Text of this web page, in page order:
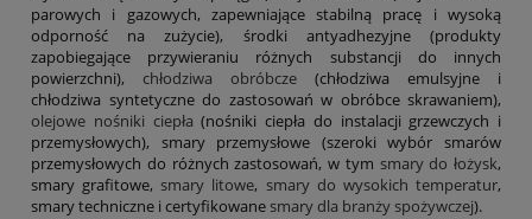
parowych i gazowych, zapewniające stabilną pracę i wysoką
odporność na zużycie), środki antyadhezyjne (produkty
zapobiegające przywieraniu różnych substancji do innych
powierzchni), chłodziwa obróbcze (chłodziwa emulsyjne i
chłodziwa syntetyczne do zastosowań w obróbce skrawaniem),
olejowe nośniki ciepła (nośniki ciepła do instalacji grzewczych i
przemysłowych), smary przemysłowe (szeroki wybór smarów
przemysłowych do różnych zastosowań, w tym smary do łożysk,
smary grafitowe,smary litowe, smary do wysokich temperatur,
smary techniczne i certyfikowanesmary dla branży spożywczej).